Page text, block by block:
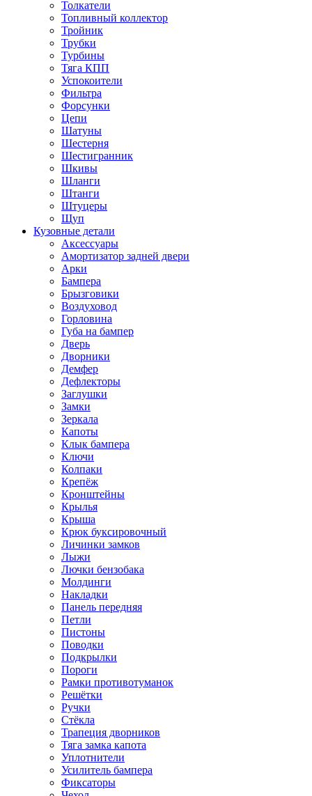
Толкатели
Топливный коллектор
Тройник
Трубки
Турбины
Тяга КПП
Успокоители
Фильтра
Форсунки
Цепи
Шатуны
Шестерня
Шестигранник
Шкивы
Шланги
Штанги
Штуцеры
Щуп
Кузовные детали
Аксессуары
Амортизатор задней двери
Арки
Бампера
Брызговики
Воздуховод
Горловина
Губа на бампер
Дверь
Дворники
Демфер
Дефлекторы
Заглушки
Замки
Зеркала
Капоты
Клык бампера
Ключи
Колпаки
Крепёж
Кронштейны
Крылья
Крыша
Крюк буксировочный
Личинки замков
Лыжи
Лючки бензобака
Молдинги
Накладки
Панель передняя
Петли
Пистоны
Поводки
Подкрылки
Пороги
Рамки противотуманок
Решётки
Ручки
Стёкла
Трапеция дворников
Тяга замка капота
Уплотнители
Усилитель бампера
Фиксаторы